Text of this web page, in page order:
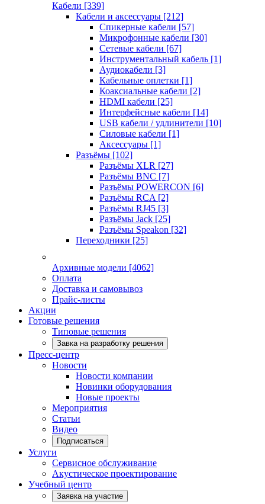
Кабели [339]
Кабели и аксессуары [212]
Спикерные кабели [57]
Микрофонные кабели [30]
Сетевые кабели [67]
Инструментальный кабель [1]
Аудиокабели [3]
Кабельные оплетки [1]
Коаксиальные кабели [2]
HDMI кабели [25]
Интерфейсные кабели [14]
USB кабели / удлинители [10]
Силовые кабели [1]
Аксессуары [1]
Разъёмы [102]
Разъёмы XLR [27]
Разъёмы BNC [7]
Разъёмы POWERCON [6]
Разъёмы RCA [2]
Разъёмы RJ45 [3]
Разъёмы Jack [25]
Разъёмы Speakon [32]
Переходники [25]
Архивные модели [4062]
Оплата
Доставка и самовывоз
Прайс-листы
Акции
Готовые решения
Типовые решения
Завка на разработку решения
Пресс-центр
Новости
Новости компании
Новинки оборудования
Новые проекты
Мероприятия
Статьи
Видео
Подписаться
Услуги
Сервисное обслуживание
Акустическое проектирование
Учебный центр
Заявка на участие